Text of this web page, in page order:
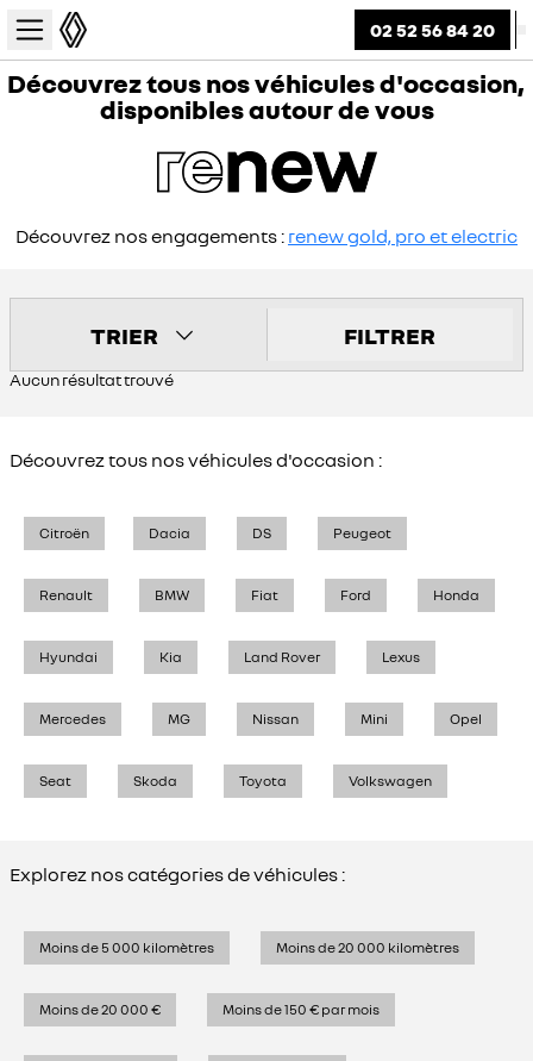
02 52 56 84 20
Découvrez tous nos véhicules d'occasion,
disponibles autour de vous
Découvrez nos engagements : renew gold, pro et electric
TRIER FILTRER
Aucun résultat trouvé
Découvrez tous nos véhicules d'occasion :
Citroën Dacia DS Peugeot
Renault BMW Fiat Ford Honda
Hyundai Kia Land Rover Lexus
Mercedes MG Nissan Mini Opel
Seat Skoda Toyota Volkswagen
Explorez nos catégories de véhicules :
Moins de 5 000 kilomètres Moins de 20 000 kilomètres
Moins de 20 000 € Moins de 150 € par mois